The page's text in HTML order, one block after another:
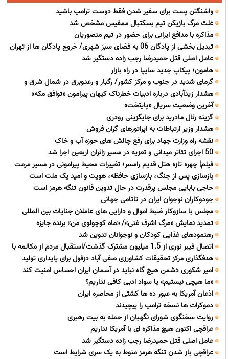
واشنگتن پست برای سفیر شدن فقط دوست ترامپ باشید
علت مرگ بازیکن تیم بسکتبال ممفیس مشخص شد
مذاکره با مدافع ایرانی برای حضور در تیم منصوریان
تبدیل بخشی از پادگان 06 به فضای سبز شهری/ خروج پادگان ها از تهران
امکان پذیر است
عامل اصلی قتل حمیدرضا رجب زاده دستگیر شد
هامون؛ پیکاپ جدید سایپا در راه بازار
گرمای شدید در جنوب و مرکز کشور/ رگبار و رعدوبرق در شمال شرق و
ارتفاعات البرز
هشدار زیدآبادی درباره ادبیات خطرناک کیهان پیرامون «توافق مکه»
آخرین وضعیت سریال «پایتخت»
گزینه رئال مادرید برای جایگزینی رودری
هشدار وزیر ارتباطات به اپراتورهای گران فروش
نقشه راه وزارت جهاد برای رفع چالش های حوزه آب و خاک
50 اجرای تئاتر میدانی و تعزیه در مسیر زائران اربعین اجرا شد
فیلم| چهره تازه هتل قدیم رامسر؛ تغییرات محیط پیرامونی در مسیر مرمت
بازسازی پس از جنگ، بازسازی حافظه، هویت و امید یک ملت است
حاجی بابایی مجلس پرقدرت در حال تدوین قانون تنگه هرمز است
جودوکاران نوجوان ایران در تاتامی جهانی
مجلس با سازوکار ضبط اموال و دارایی های عاملان جنایات بین المللی
موافقت کرد
تمدید نمایش «مرگ اشرف غنی»/ «ماه کوچولوی من» برنده جایزه
جشنوارهشیلی شد
رهنمودهای غذایی کودکان و نوجوانان تدوین شد
اتصال فیبر نوری از 1.5 میلیون مشترک گذشت/استقبال مردم از مکالمه با
تلفن ثابت
هدفگذاری مرکز تحقیقات کشاورزی صفی آباد دزفول برای پایداری تولید
امیر شکوری دشمن هیچ گاه نباید در آسمان ایران احساس امنیت کند
«ما هیچی نیستیم» یا سواد ادبی کافی نداریم؟
اذعان آمریکا به عبور ده ها کشتی از محاصره ایران
دموکرات ها نسخه ترامپ را پیچیدند
روایت سخنگوی شورای نگهبان از حمله به بیت رهبری
عراقچی اکنون هیچ مذاکره ای با آمریکا نداریم
عامل اصلی قتل حمیدرضا رجب زاده دستگیر شد
عراقچی باز شدن تنگه هرمز منوط به یک سری شرایط است